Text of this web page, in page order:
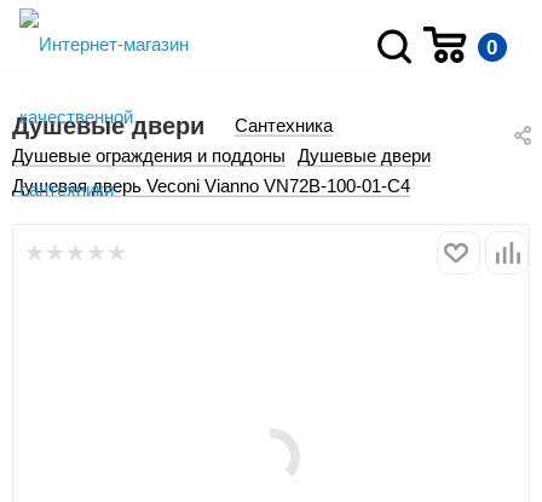
0
Душевые двери
Сантехника
Душевые ограждения и поддоны
Душевые двери
Душевая дверь Veconi Vianno VN72B-100-01-C4